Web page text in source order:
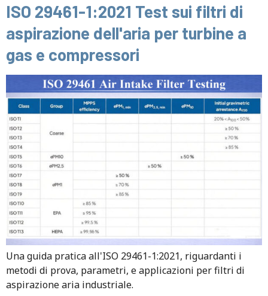
ISO 29461-1:2021 Test sui filtri di
aspirazione dell'aria per turbine a
gas e compressori
Una guida pratica all'ISO 29461-1:2021, riguardanti i
metodi di prova, parametri, e applicazioni per filtri di
aspirazione aria industriale.